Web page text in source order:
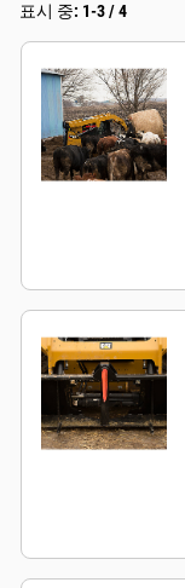
표시 중: 1-3 / 4